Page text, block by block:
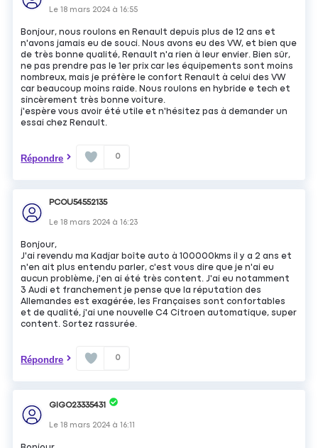
Le18 mars 2024 à16:55
Bonjour, nous roulons en Renault depuis plus de 12 ans et
n'avons jamais eu de souci. Nous avons eu des VW, et bien que
de très bonne qualité, Renault n'a rien à leur envier. Bien sûr,
ne pas prendre pas le 1er prix car les équipements sont moins
nombreux, mais je préfère le confort Renault à celui des VW
car beaucoup moins raide. Nous roulons en hybride e tech et
sincèrement très bonne voiture.
j'espère vous avoir été utile et n'hésitez pas à demander un
essai chez Renault.
Répondre 0
PCOU54552135
Le18 mars 2024 à16:23
Bonjour,
J'ai revendu ma Kadjar boîte auto à 100000kms il y a 2 ans et
n'en ait plus entendu parler, c'est vous dire que je n'ai eu
aucun problème, j'en ai été très content. J'ai eu notamment
3 Audi et franchement je pense que la réputation des
Allemandes est exagérée, les Françaises sont confortables
et de qualité, j'ai une nouvelle C4 Citroen automatique, super
content. Sortez rassurée.
Répondre 0
GIGO23335431
Le18 mars 2024 à16:11